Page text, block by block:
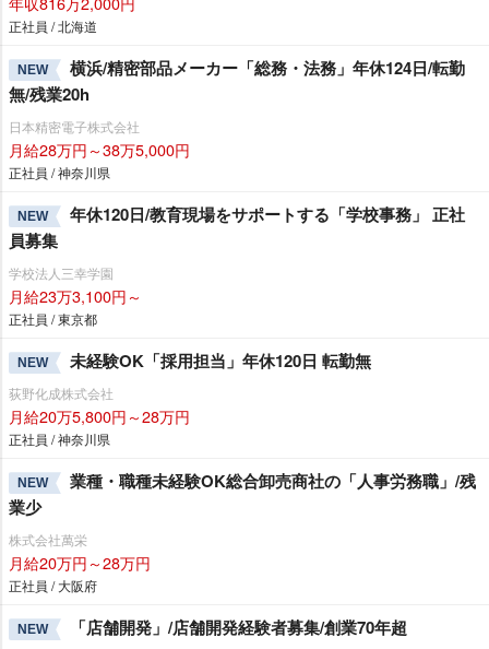
正社員 / 北海道
NEW
横浜/精密部品メーカー「総務・法務」年休124日/転勤
無/残業20h
日本精密電子株式会社
月給28万円～38万5,000円
正社員 / 神奈川県
NEW
年休120日/教育現場をサポートする「学校事務」 正社
員募集
学校法人三幸学園
月給23万3,100円～
正社員 / 東京都
NEW 未経験OK「採用担当」年休120日 転勤無
荻野化成株式会社
月給20万5,800円～28万円
正社員 / 神奈川県
NEW
業種・職種未経験OK総合卸売商社の「人事労務職」/残
業少
株式会社萬栄
月給20万円～28万円
正社員 / 大阪府
NEW 「店舗開発」/店舗開発経験者募集/創業70年超